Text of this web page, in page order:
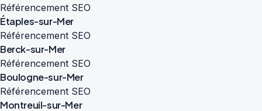
Référencement SEO
Étaples-sur-Mer
Référencement SEO
Berck-sur-Mer
Référencement SEO
Boulogne-sur-Mer
Référencement SEO
Montreuil-sur-Mer